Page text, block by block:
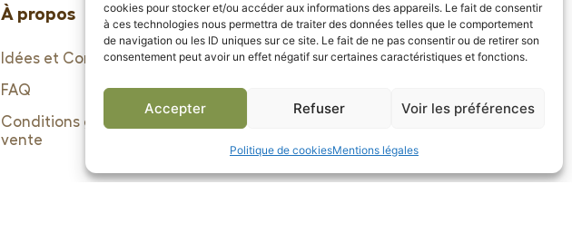
cookies pour stocker et/ou accéder aux informations des appareils. Le fait de consentir
à ces technologies nous permettra de traiter des données telles que le comportement
de navigation ou les ID uniques sur ce site. Le fait de ne pas consentir ou de retirer son
consentement peut avoir un effet négatif sur certaines caractéristiques et fonctions.
Accepter Refuser Voir les préférences
Politique de cookiesMentions légales
À propos
Idées et Conseils
FAQ
Conditions générales de
vente
Mentions légales
Contact